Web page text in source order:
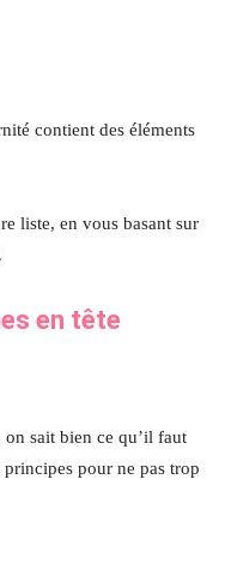
contient des éléments
liste, en vous basant sur
en tête
on sait bien ce qu’il faut
pour ne pas trop